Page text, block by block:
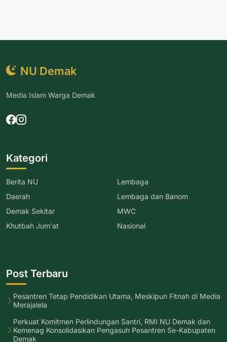
NU Demak
Media Islam Warga Demak
Kategori
Berita NU
Daerah
Demak Sekitar
Khutbah Jum'at
Lembaga
Lembaga dan Banom
MWC
Nasional
Post Terbaru
Pesantren Tetap Pendidikan Utama, Meskipun Fitnah di Media
Merajalela
Perkuat Komitmen Perlindungan Santri, RMI NU Demak dan
Kemenag Konsolidasikan Pengasuh Pesantren Se-Kabupaten
Demak